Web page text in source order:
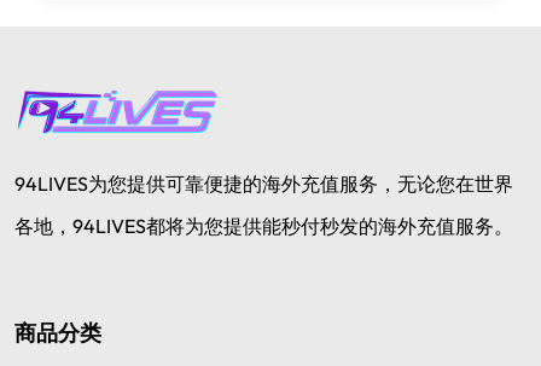
94LIVES为您提供可靠便捷的海外充值服务，无论您在世界
各地，94LIVES都将为您提供能秒付秒发的海外充值服务。
商品分类